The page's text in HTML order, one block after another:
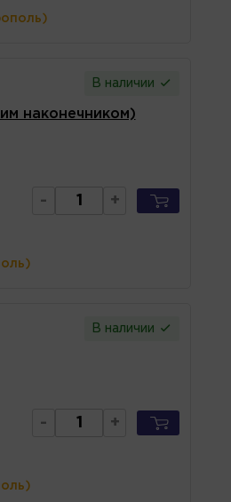
В наличии
наконечником)
- +
В наличии
- +